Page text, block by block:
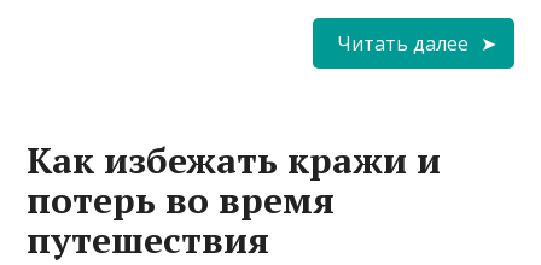
Читать далее
Как избежать кражи и
потерь во время
путешествия